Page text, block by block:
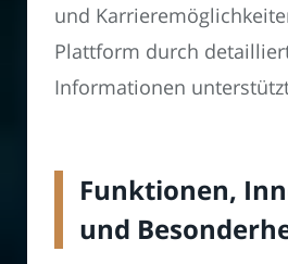
und
Plattform durch
Informationen
Funktionen,
und